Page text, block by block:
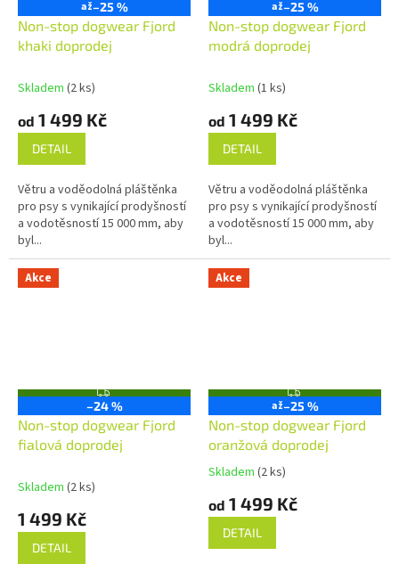
D
A
R
M
A
až–25 %
Non-stop dogwear Fjord
khaki doprodej
Skladem (2 ks)
od 1 499 Kč
DETAIL
Větru a voděodolná pláštěnka
pro psy s vynikající prodyšností
a vodotěsností 15 000 mm, aby
byl...
D
A
R
M
A
až–25 %
Non-stop dogwear Fjord
modrá doprodej
Skladem (1 ks)
od 1 499 Kč
DETAIL
Větru a voděodolná pláštěnka
pro psy s vynikající prodyšností
a vodotěsností 15 000 mm, aby
byl...
Akce
Z
D
A
R
M
A
–24 %
Non-stop dogwear Fjord
fialová doprodej
Skladem (2 ks)
1 499 Kč
DETAIL
Akce
Z
D
A
R
M
A
až–25 %
Non-stop dogwear Fjord
oranžová doprodej
Průměrné
produktu
5,0
Skladem (2 ks)
od 1 499 Kč
DETAIL